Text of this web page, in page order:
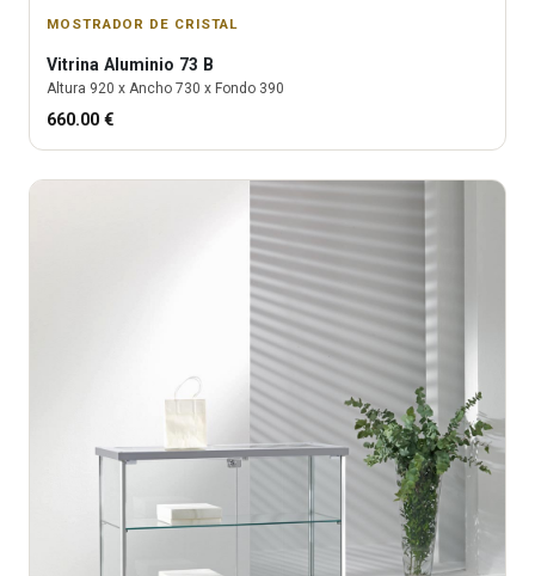
MOSTRADOR DE CRISTAL
Vitrina Aluminio 73 B
Altura 920 x Ancho 730 x Fondo 390
660.00 €